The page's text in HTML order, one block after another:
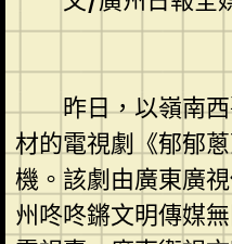
昨日，以嶺南西
材的電視劇《郁郁
機。該劇由廣東廣
州咚咚鏘文明傳媒